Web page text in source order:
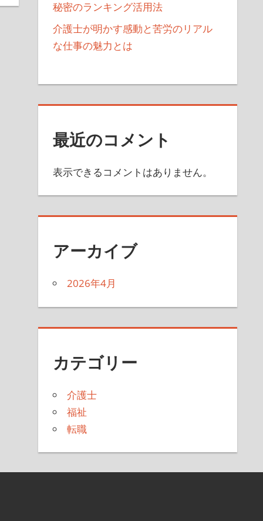
秘密のランキング活用法
介護士が明かす感動と苦労のリアル
な仕事の魅力とは
最近のコメント
表示できるコメントはありません。
アーカイブ
2026年4月
カテゴリー
介護士
福祉
転職